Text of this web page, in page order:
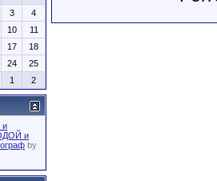
3
4
10
11
17
18
24
25
1 2
и
и
by